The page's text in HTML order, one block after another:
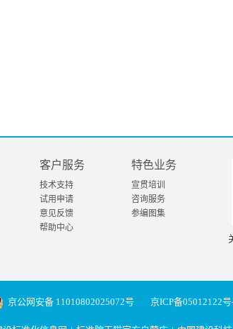
客户服务
技术支持
试用申请
意见反馈
帮助中心
特色业务
宣贯培训
咨询服务
参编图集
京公网安备 11010802025072号 京ICP备05012122号